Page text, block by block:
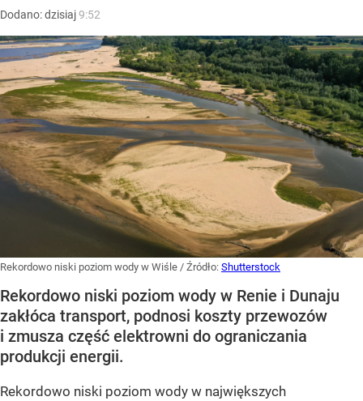
Dodano:dzisiaj9:52
Rekordowo niski poziom wody w Wiśle / Źródło: Shutterstock
Rekordowo niski poziom wody w Renie i Dunaju
zakłóca transport, podnosi koszty przewozów
i zmusza część elektrowni do ograniczania
produkcji energii.
Rekordowo niski poziom wody w największych